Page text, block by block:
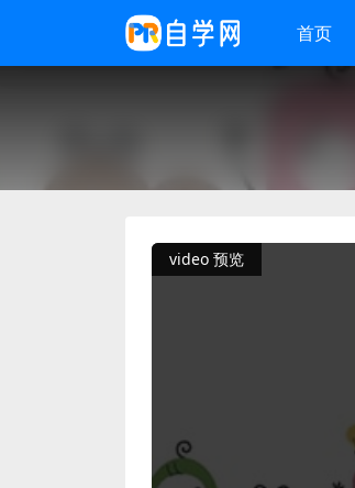
首页
video 预览